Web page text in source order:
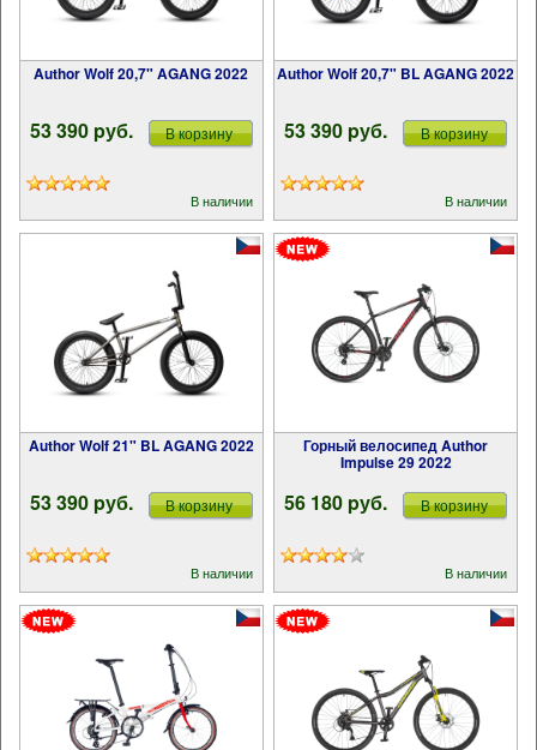
Author Wolf 20,7" AGANG 2022
53 390 pуб. В корзину
В наличии
Author Wolf 20,7" BL AGANG 2022
53 390 pуб. В корзину
В наличии
Author Wolf 21" BL AGANG 2022
53 390 pуб. В корзину
В наличии
Горный велосипед Author
Impulse 29 2022
56 180 pуб. В корзину
В наличии